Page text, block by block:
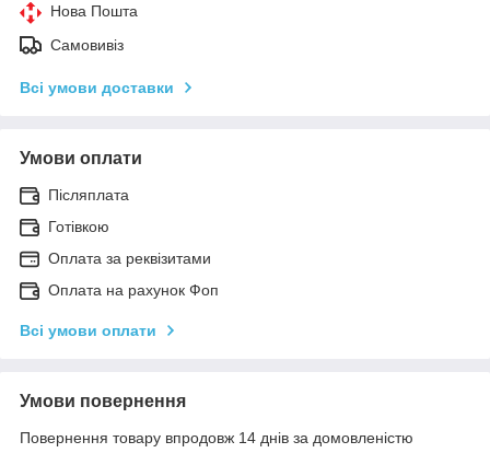
Нова Пошта
Самовивіз
Всі умови доставки
Умови оплати
Післяплата
Готівкою
Оплата за реквізитами
Оплата на рахунок Фоп
Всі умови оплати
Умови повернення
Повернення товару впродовж 14 днів за домовленістю